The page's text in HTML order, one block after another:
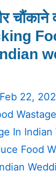
चौंकाने
Feb 22,
In
Food